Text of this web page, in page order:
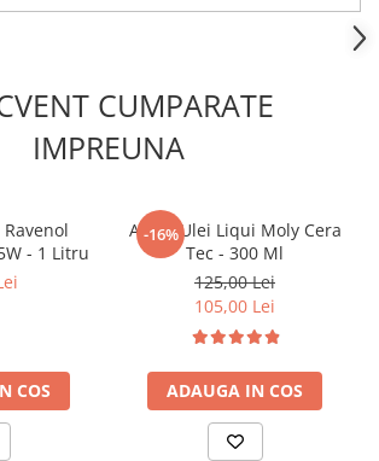
hayon
CUMPARATE
IMPREUNA
- 1 Litru
COS
-16%
Aditiv Ulei Liqui Moly Cera
Tec - 300 Ml
125,00 Lei
105,00 Lei
ADAUGA IN COS